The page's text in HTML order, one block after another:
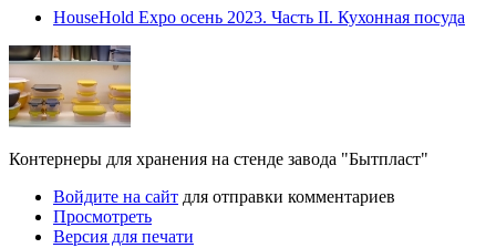
HouseHold Expo осень 2023. Часть II. Кухонная посуда
Контернеры для хранения на стенде завода "Бытпласт"
Войдите на сайт для отправки комментариев
Просмотреть
Версия для печати